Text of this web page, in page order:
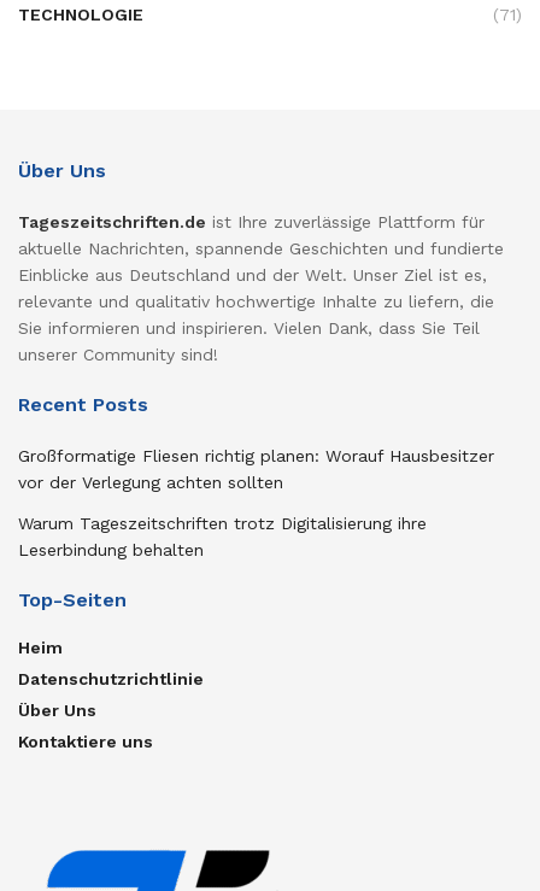
TECHNOLOGIE (71)
Über Uns
Tageszeitschriften.de ist Ihre zuverlässige Plattform für
aktuelle Nachrichten, spannende Geschichten und fundierte
Einblicke aus Deutschland und der Welt. Unser Ziel ist es,
relevante und qualitativ hochwertige Inhalte zu liefern, die
Sie informieren und inspirieren. Vielen Dank, dass Sie Teil
unserer Community sind!
Recent Posts
Großformatige Fliesen richtig planen: Worauf Hausbesitzer
vor der Verlegung achten sollten
Warum Tageszeitschriften trotz Digitalisierung ihre
Leserbindung behalten
Top-Seiten
Heim
Datenschutzrichtlinie
Über Uns
Kontaktiere uns